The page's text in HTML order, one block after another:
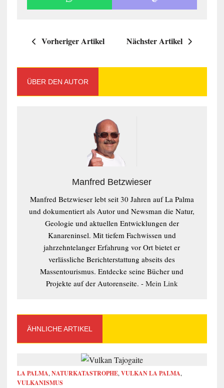
Vorheriger Artikel Nächster Artikel
ÜBER DEN AUTOR
Manfred Betzwieser
Manfred Betzwieser lebt seit 30 Jahren auf La Palma
und dokumentiert als Autor und Newsman die Natur,
Geologie und aktuellen Entwicklungen der
Kanareninsel. Mit tiefem Fachwissen und
jahrzehntelanger Erfahrung vor Ort bietet er
verlässliche Berichterstattung abseits des
Massentourismus. Entdecke seine Bücher und
Projekte auf der Autorenseite. - Mein Link
ÄHNLICHE ARTIKEL
LA PALMA, NATURKATASTROPHE, VULKAN LA PALMA,
VULKANISMUS